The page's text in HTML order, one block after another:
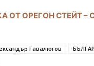
ОТ OРЕГОН СТЕЙТ –
Гавалюгов